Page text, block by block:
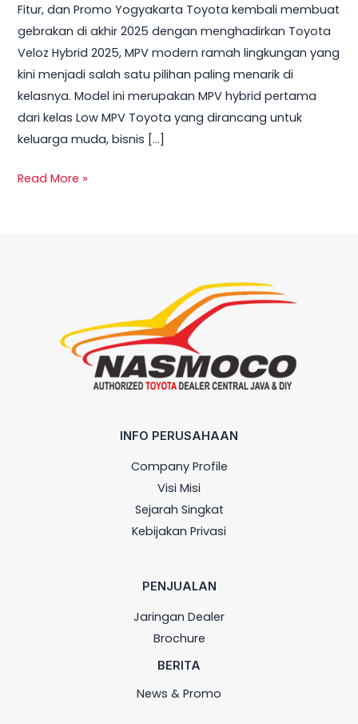
Fitur, dan Promo Yogyakarta Toyota kembali membuat
gebrakan di akhir 2025 dengan menghadirkan Toyota
Veloz Hybrid 2025, MPV modern ramah lingkungan yang
kini menjadi salah satu pilihan paling menarik di
kelasnya. Model ini merupakan MPV hybrid pertama
dari kelas Low MPV Toyota yang dirancang untuk
keluarga muda, bisnis […]
–
Harga,
Spesifikasi,
Promo,
dan
Kredit
Terbaru
Read More »
INFO PERUSAHAAN
Company Profile
Visi Misi
Sejarah Singkat
Kebijakan Privasi
PENJUALAN
Jaringan Dealer
Brochure
BERITA
News & Promo